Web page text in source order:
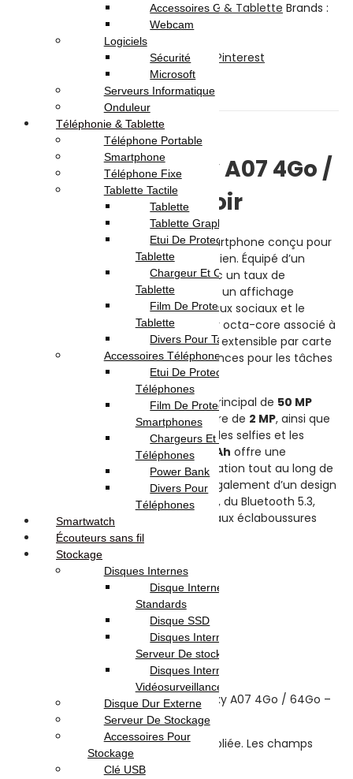
Smartphone,Téléphonie & Tablette Brands :
Partager:
Twitter LinkedIn Telegram
Pinterest
Description
Avis (0)
Description
Samsung Galaxy A07 4Go /
64Go – Noir
Samsung Galaxy A07est un smartphone conçu pour
offrir une expérience fluide au quotidien. Équipé d’un
grand écran HD+ de
6,7 poucesavec un taux de
90 Hz, il garantit un affichage
agréable pour la navigation, les réseaux sociaux et le
visionnage de vidéos. Son processeur octa-core associé à
64 Go de stockageextensible par carte
microSD assure de bonnes performances pour les tâches
Côté photo, il dispose d’un appareil principal de 50 MP
accompagné d’un capteur secondaire de 2 MP, ainsi que
d’une caméra frontale de8 MPpour les selfies et les
appels vidéo. Sa batterie de5000 mAh offre une
excellente autonomie pour une utilisation tout au long de
la journée. Le Galaxy A07 bénéficie également d’un design
fin et élégant, d’une connectivité 4G, du Bluetooth 5.3,
d’un port USB-C et d’une résistance aux éclaboussures
certifiée IP54
There are no reviews yet.
Be the first to review “Samsung Galaxy A07 4Go / 64Go –
Votre adresse e-mail ne sera pas publiée. Les champs
obligatoires sont indiqués avec
Accessoires Gaming
Webcam
Logiciels
Sécurité
Microsoft
Serveurs Informatique
Onduleur
Téléphonie & Tablette
Téléphone Portable
Smartphone
Téléphone Fixe
Tablette Tactile
Tablette
Tablette Graphique
Etui De Protection Pour
Tablette
Chargeur Et Cable Pour
Tablette
Film De Protection Pour
Tablette
Divers Pour Tablette
Accessoires Téléphones
Etui De Protection Pour
Téléphones
Film De Protection Pour
Smartphones
Chargeurs Et Câbles Pour
Téléphones
Power Bank
Divers Pour
Téléphones
Smartwatch
Écouteurs sans fil
Stockage
Disques Internes
Disque Internes
Standards
Disque SSD
Disques Internes Pour
Serveur De stockage
Disques Internes Pour
Vidéosurveillance
Disque Dur Externe
Serveur De Stockage
Accessoires Pour
Stockage
Clé USB